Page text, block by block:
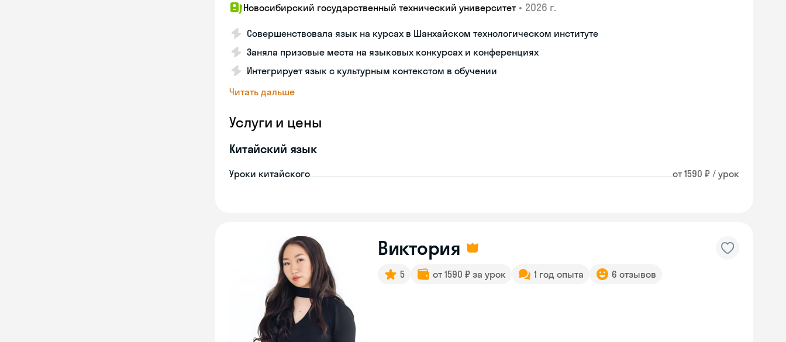
Новосибирский государственный технический университет • 2026 г.
Совершенствовала язык на курсах в Шанхайском технологическом институте
Заняла призовые места на языковых конкурсах и конференциях
Интегрирует язык с культурным контекстом в обучении
Читать дальше
Услуги и цены
Китайский язык
Уроки китайского от 1590 ₽ / урок
Виктория
5 от 1590 ₽ за урок 1 год опыта 6 отзывов